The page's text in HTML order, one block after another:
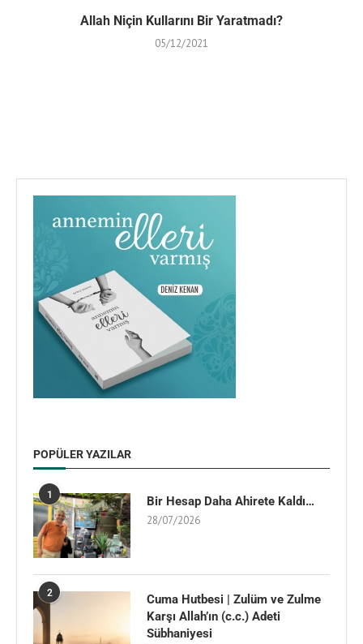
Allah Niçin Kullarını Bir Yaratmadı?
05/12/2021
POPÜLER YAZILAR
1 Bir Hesap Daha Ahirete Kaldı…
28/07/2026
2
Cuma Hutbesi | Zulüm ve Zulme
Karşı Allah’ın (c.c.) Adeti
Sübhaniyesi